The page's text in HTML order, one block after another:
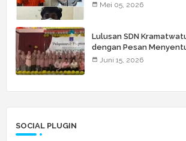
Mei 05, 2026
Lulusan SDN
dengan Pesan
Cita Setinggi Langit
Juni 15, 2026
SOCIAL PLUGIN